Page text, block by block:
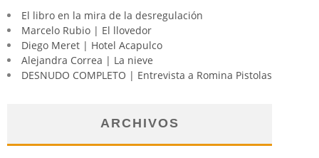
El libro en la mira de la desregulación
Marcelo Rubio | El llovedor
Diego Meret | Hotel Acapulco
Alejandra Correa | La nieve
DESNUDO COMPLETO | Entrevista a Romina Pistolas
ARCHIVOS